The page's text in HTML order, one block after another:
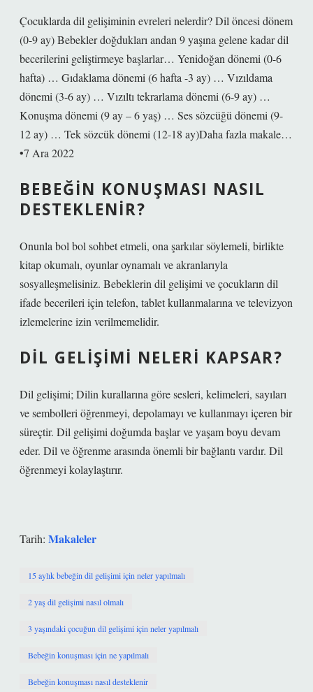
Çocuklarda dil gelişiminin evreleri nelerdir? Dil öncesi dönem
(0-9 ay) Bebekler doğdukları andan 9 yaşına gelene kadar dil
becerilerini geliştirmeye başlarlar… Yenidoğan dönemi (0-6
hafta) … Gıdaklama dönemi (6 hafta -3 ay) … Vızıldama
dönemi (3-6 ay) … Vızıltı tekrarlama dönemi (6-9 ay) …
Konuşma dönemi (9 ay – 6 yaş) … Ses sözcüğü dönemi (9-
12 ay) … Tek sözcük dönemi (12-18 ay)Daha fazla makale…
•7 Ara 2022
BEBEĞIN KONUŞMASI NASIL
DESTEKLENIR?
Onunla bol bol sohbet etmeli, ona şarkılar söylemeli, birlikte
kitap okumalı, oyunlar oynamalı ve akranlarıyla
sosyalleşmelisiniz. Bebeklerin dil gelişimi ve çocukların dil
ifade becerileri için telefon, tablet kullanmalarına ve televizyon
izlemelerine izin verilmemelidir.
DIL GELIŞIMI NELERI KAPSAR?
Dil gelişimi; Dilin kurallarına göre sesleri, kelimeleri, sayıları
ve sembolleri öğrenmeyi, depolamayı ve kullanmayı içeren bir
süreçtir. Dil gelişimi doğumda başlar ve yaşam boyu devam
eder. Dil ve öğrenme arasında önemli bir bağlantı vardır. Dil
öğrenmeyi kolaylaştırır.
Tarih: Makaleler
15 aylık bebeğin dil gelişimi için neler yapılmalı
2 yaş dil gelişimi nasıl olmalı
3 yaşındaki çocuğun dil gelişimi için neler yapılmalı
Bebeğin konuşması için ne yapılmalı
Bebeğin konuşması nasıl desteklenir